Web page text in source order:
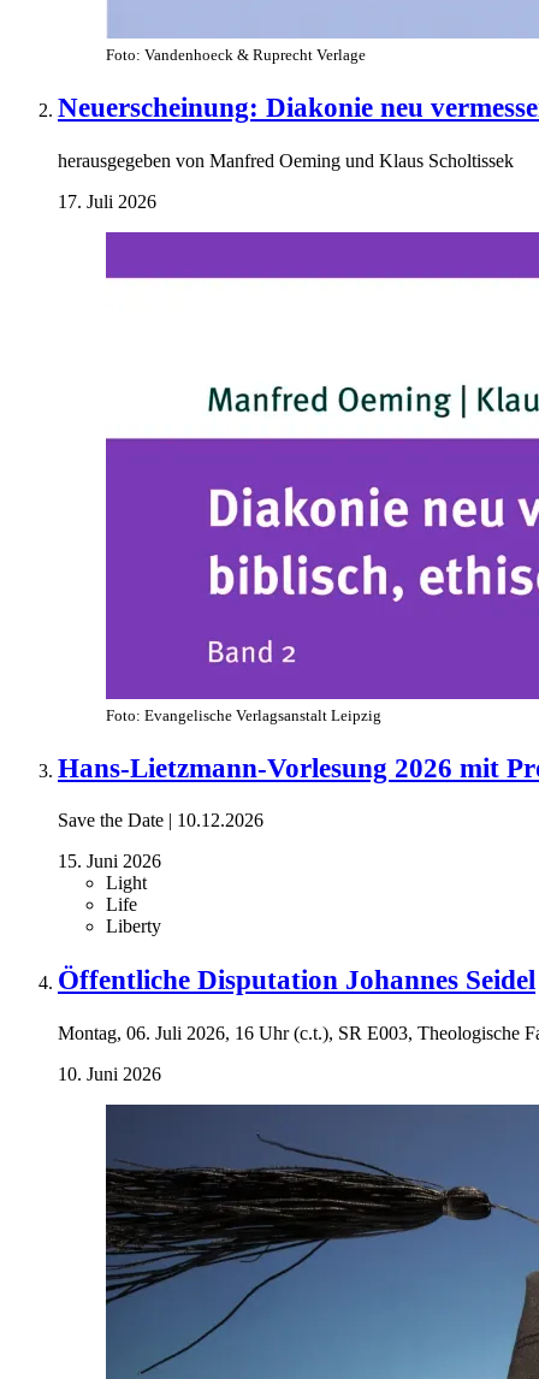
Foto: Vandenhoeck & Ruprecht Verlage
Neuerscheinung: Diakonie neu
herausgegeben von Manfred Oeming und Klaus Scholtissek
17. Juli 2026
Foto: Evangelische Verlagsanstalt Leipzig
Hans-Lietzmann-Vorlesung 2026 mit
Save the Date | 10.12.2026
15. Juni 2026
Light
Life
Liberty
Öffentliche Disputation Johannes Seidel
Montag, 06. Juli 2026, 16 Uhr (c.t.), SR E003, Theologische
10. Juni 2026